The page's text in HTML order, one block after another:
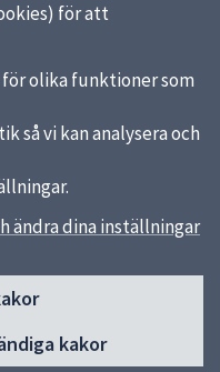
för att
olika funktioner som
så vi kan analysera och
ändra dina inställningar
kakor